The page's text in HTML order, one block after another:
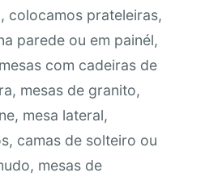
colocamos prateleiras,
parede ou em painél,
com cadeiras de
mesas de granito,
mesa lateral,
camas de solteiro ou
mesas de